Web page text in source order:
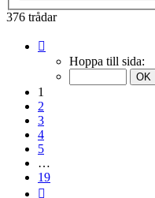
376 trådar
Hoppa till sida:
1
2
3
4
5
…
19